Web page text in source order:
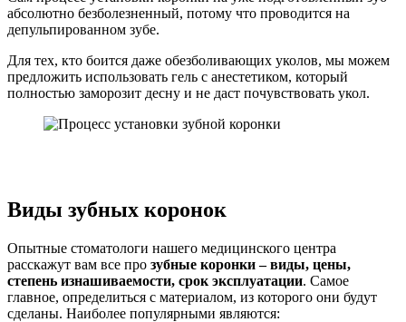
абсолютно безболезненный, потому что проводится на
депульпированном зубе.
Для тех, кто боится даже обезболивающих уколов, мы можем
предложить использовать гель с анестетиком, который
полностью заморозит десну и не даст почувствовать укол.
Виды зубных коронок
Опытные стоматологи нашего медицинского центра
расскажут вам все про зубные коронки – виды, цены,
степень изнашиваемости, срок эксплуатации. Самое
главное, определиться с материалом, из которого они будут
сделаны. Наиболее популярными являются: